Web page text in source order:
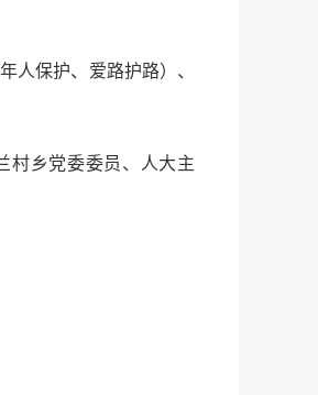
保护、爱路护路）、
村乡党委委员、人大主